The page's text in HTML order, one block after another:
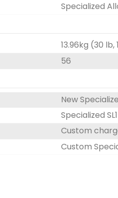
Specialized
13.96kg (30 lb,
56
New
Specialized
Custom
Custom